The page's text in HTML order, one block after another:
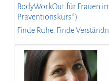
BodyWorkOut für Frauen
Präventionskurs*)
Finde Ruhe. Finde